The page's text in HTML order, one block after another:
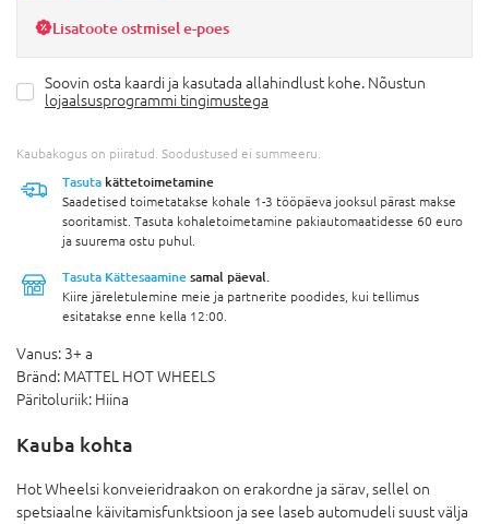
Lisatoote ostmisel e-poes
Soovin osta kaardi ja kasutada allahindlust kohe. Nõustun
lojaalsusprogrammi tingimustega
Kaubakogus on piiratud. Soodustused ei summeeru.
Tasuta kättetoimetamine
Saadetised toimetatakse kohale 1-3 tööpäeva jooksul pärast makse
sooritamist. Tasuta kohaletoimetamine pakiautomaatidesse 60 euro
ja suurema ostu puhul.
Tasuta Kättesaamine samal päeval.
Kiire järeletulemine meie ja partnerite poodides, kui tellimus
esitatakse enne kella 12:00.
Vanus: 3+ a
Bränd: MATTEL HOT WHEELS
Päritoluriik: Hiina
Kauba kohta
Hot Wheelsi konveieridraakon on erakordne ja särav, sellel on
spetsiaalne käivitamisfunktsioon ja see laseb automudeli suust välja